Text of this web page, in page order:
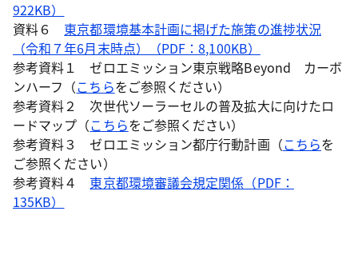
922KB）
資料６ 東京都環境基本計画に掲げた施策の進捗状況
（令和７年6月末時点）（PDF：8,100KB）
参考資料１ ゼロエミッション東京戦略Beyond カーボ
ンハーフ（こちらをご参照ください）
参考資料２ 次世代ソーラーセルの普及拡大に向けたロ
ードマップ（こちらをご参照ください）
参考資料３ ゼロエミッション都庁行動計画（こちらを
ご参照ください）
参考資料４ 東京都環境審議会規定関係（PDF：
135KB）